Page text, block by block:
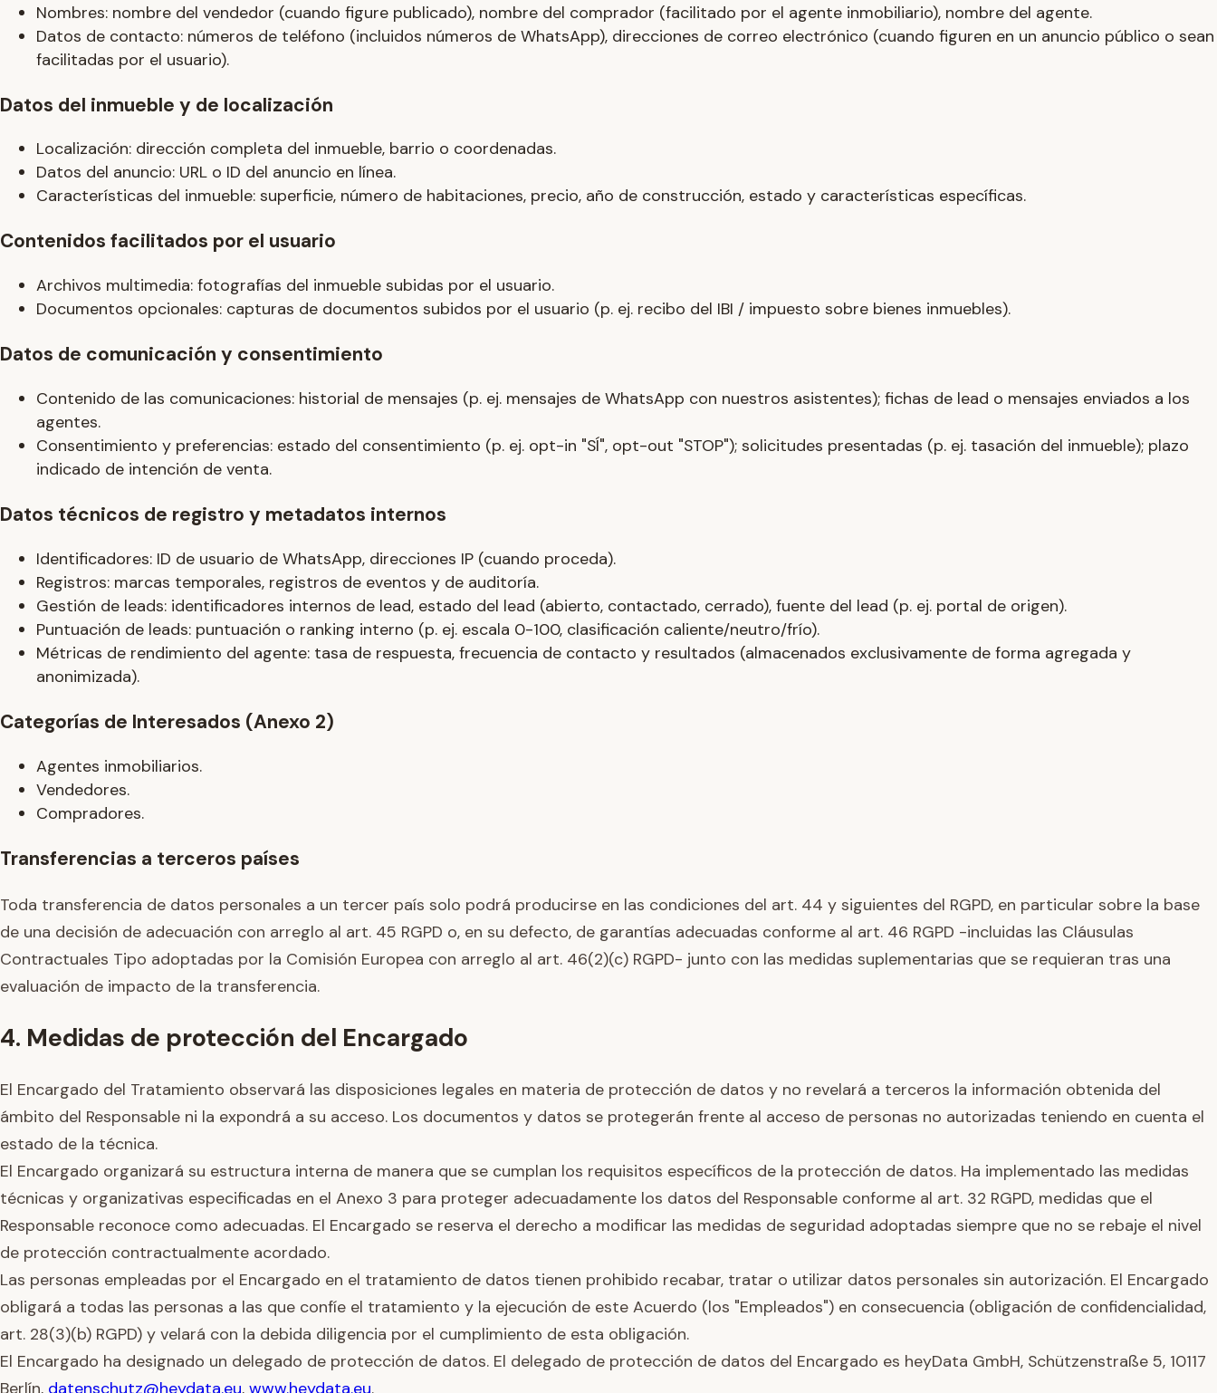
Nombres: nombre del vendedor (cuando figure publicado), nombre del comprador (facilitado por el agente inmobiliario), nombre del agente.
Datos de contacto: números de teléfono (incluidos números de WhatsApp), direcciones de correo electrónico (cuando figuren en un anuncio público o sean
facilitadas por el usuario).
Datos del inmueble y de localización
Localización: dirección completa del inmueble, barrio o coordenadas.
Datos del anuncio: URL o ID del anuncio en línea.
Características del inmueble: superficie, número de habitaciones, precio, año de construcción, estado y características específicas.
Contenidos facilitados por el usuario
Archivos multimedia: fotografías del inmueble subidas por el usuario.
Documentos opcionales: capturas de documentos subidos por el usuario (p. ej. recibo del IBI / impuesto sobre bienes inmuebles).
Datos de comunicación y consentimiento
Contenido de las comunicaciones: historial de mensajes (p. ej. mensajes de WhatsApp con nuestros asistentes); fichas de lead o mensajes enviados a los
agentes.
Consentimiento y preferencias: estado del consentimiento (p. ej. opt-in "SÍ", opt-out "STOP"); solicitudes presentadas (p. ej. tasación del inmueble); plazo
indicado de intención de venta.
Datos técnicos de registro y metadatos internos
Identificadores: ID de usuario de WhatsApp, direcciones IP (cuando proceda).
Registros: marcas temporales, registros de eventos y de auditoría.
Gestión de leads: identificadores internos de lead, estado del lead (abierto, contactado, cerrado), fuente del lead (p. ej. portal de origen).
Puntuación de leads: puntuación o ranking interno (p. ej. escala 0-100, clasificación caliente/neutro/frío).
Métricas de rendimiento del agente: tasa de respuesta, frecuencia de contacto y resultados (almacenados exclusivamente de forma agregada y
anonimizada).
Categorías de Interesados (Anexo 2)
Agentes inmobiliarios.
Vendedores.
Compradores.
Transferencias a terceros países
Toda transferencia de datos personales a un tercer país solo podrá producirse en las condiciones del art. 44 y siguientes del RGPD, en particular sobre la base
de una decisión de adecuación con arreglo al art. 45 RGPD o, en su defecto, de garantías adecuadas conforme al art. 46 RGPD -incluidas las Cláusulas
Contractuales Tipo adoptadas por la Comisión Europea con arreglo al art. 46(2)(c) RGPD- junto con las medidas suplementarias que se requieran tras una
evaluación de impacto de la transferencia.
4. Medidas de protección del Encargado
El Encargado del Tratamiento observará las disposiciones legales en materia de protección de datos y no revelará a terceros la información obtenida del
ámbito del Responsable ni la expondrá a su acceso. Los documentos y datos se protegerán frente al acceso de personas no autorizadas teniendo en cuenta el
estado de la técnica.
El Encargado organizará su estructura interna de manera que se cumplan los requisitos específicos de la protección de datos. Ha implementado las medidas
técnicas y organizativas especificadas en el Anexo 3 para proteger adecuadamente los datos del Responsable conforme al art. 32 RGPD, medidas que el
Responsable reconoce como adecuadas. El Encargado se reserva el derecho a modificar las medidas de seguridad adoptadas siempre que no se rebaje el nivel
de protección contractualmente acordado.
Las personas empleadas por el Encargado en el tratamiento de datos tienen prohibido recabar, tratar o utilizar datos personales sin autorización. El Encargado
obligará a todas las personas a las que confíe el tratamiento y la ejecución de este Acuerdo (los "Empleados") en consecuencia (obligación de confidencialidad,
art. 28(3)(b) RGPD) y velará con la debida diligencia por el cumplimiento de esta obligación.
El Encargado ha designado un delegado de protección de datos. El delegado de protección de datos del Encargado es heyData GmbH, Schützenstraße 5, 10117